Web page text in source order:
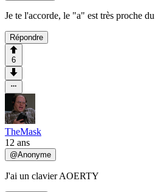
Je te l'accorde, le "a" est très proche
Répondre
6
TheMask
12 ans
@Anonyme
J'ai un clavier AOERTY